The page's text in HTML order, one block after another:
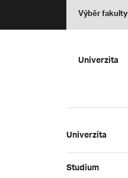
Výběr fakulty
Univerzita
Univerzita
Studium